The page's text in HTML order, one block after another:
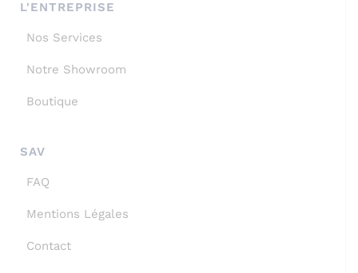
L'ENTREPRISE
Nos Services
Notre Showroom
Boutique
SAV
FAQ
Mentions Légales
Contact